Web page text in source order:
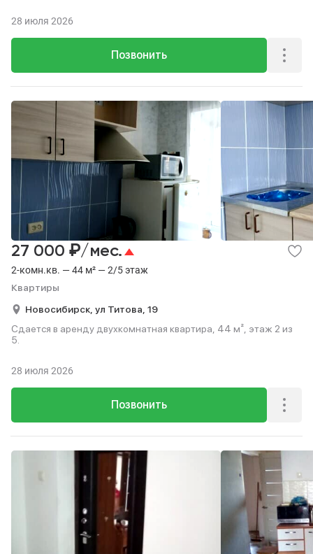
Позвонить
28 июля 2026
2-комн.кв. — 44 м² — 2/5 этаж
Квартиры
27 000 ₽/мес.
Новосибирск, ул Титова, 19
Сдается в аренду двухкомнатная квартира, 44 м², этаж 2 из
5.
Позвонить
28 июля 2026